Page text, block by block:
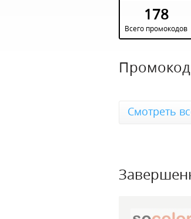
178
Всего промокодов
Смотреть